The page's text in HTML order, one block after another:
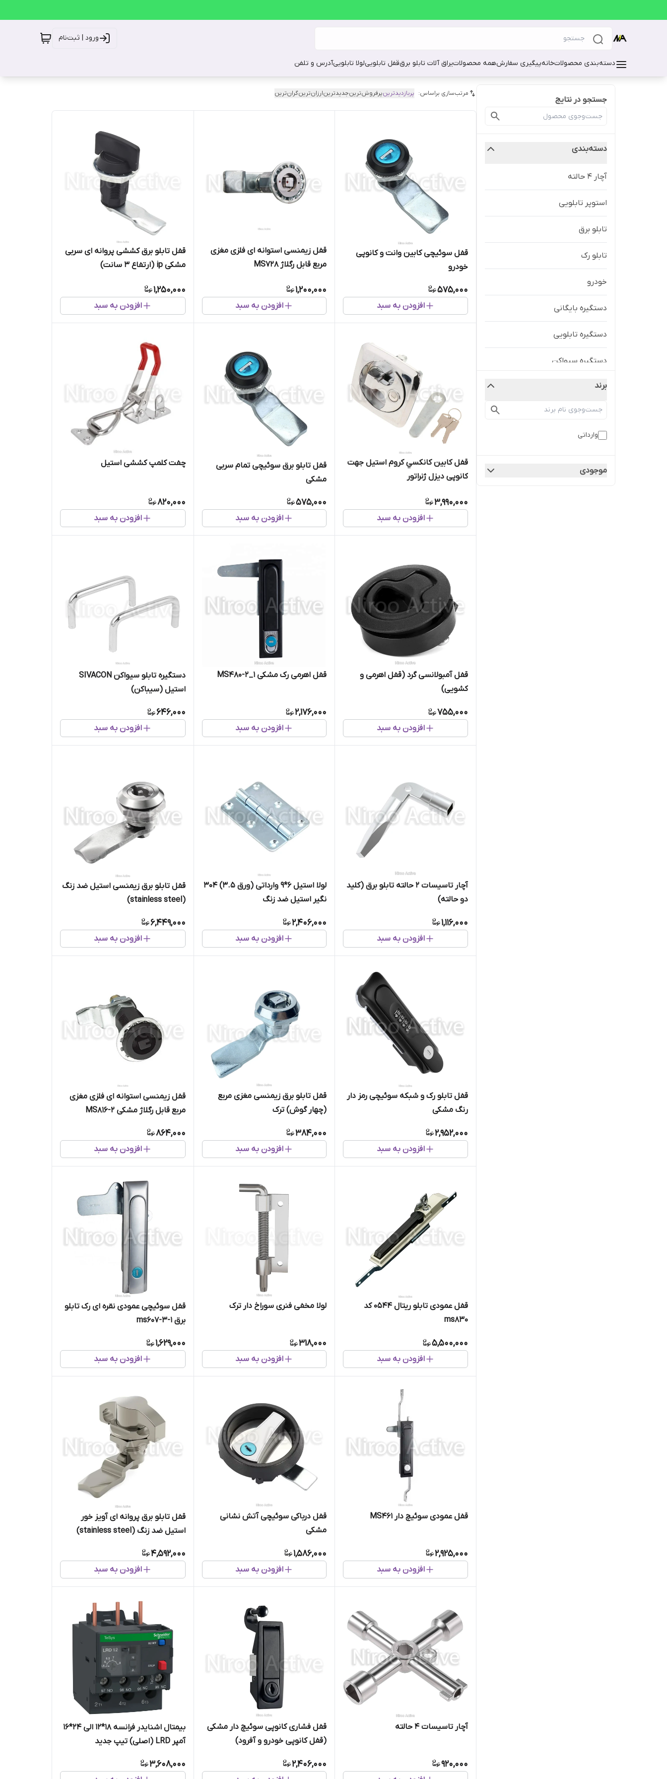
ورود | ثبت‌نام
دسته‌بندی محصولاتخانهپیگیری سفارشهمه محصولاتیراق آلات تابلو برققفل تابلوییلولا تابلوییآدرس و تلفن
جستجو در نتایج
دسته‌بندی
آچار 4 حالته
استوپر تابلویی
تابلو برق
تابلو رک
خودرو
دستگیره بایگانی
دستگیره تابلویی
دستگیره سیواکن
شینه مینیاتوری
صنعتی
قفل آمبولانسی
قفل استینلس استیل
برند
وارداتی
موجودی
مرتب‌سازی براساس: پربازدیدترینپرفروش‌ترینجدیدترینارزان‌ترینگران‌ترین
قفل سوئیچی کابین وانت و کانوپی
خودرو
575,000
افزودن به سبد
قفل زیمنسی استوانه ای فلزی مغزی
مربع قابل رگلاژ MS728
1,200,000
افزودن به سبد
قفل تابلو برق کششی پروانه ای سربی
مشکی ip (ارتفاع ۳ سانت)
1,250,000
افزودن به سبد
قفل کابين کانکسي کروم استيل جهت
کانوپی دیزل ژنراتور
3,990,000
افزودن به سبد
قفل تابلو برق سوئیچی تمام سربی
مشکی
575,000
افزودن به سبد
چفت کلمپ کششی استیل
820,000
افزودن به سبد
قفل آمبولانسی گرد (قفل اهرمی و
کشویی)
755,000
افزودن به سبد
قفل اهرمی رک مشکی MS480-2_1
2,176,000
افزودن به سبد
دستگیره تابلو سیواکن SIVACON
استیل (سیباکن)
646,000
افزودن به سبد
آچار تاسیسات 2 حالته تابلو برق (کلید
دو حالته)
1,116,000
افزودن به سبد
لولا استیل 6*9 وارداتی (ورق 3.5) 304
نگیر استیل ضد زنگ
2,406,000
افزودن به سبد
قفل تابلو برق زیمنسی استیل ضد زنگ
(stainless steel)
6,449,000
افزودن به سبد
قفل تابلو رک و شبکه سوئیچی رمز دار
رنگ مشکی
2,952,000
افزودن به سبد
قفل تابلو برق زیمنسی مغزی مربع
(چهار گوش) ترک
384,000
افزودن به سبد
قفل زیمنسی استوانه ای فلزی مغزی
مربع قابل رگلاژ مشکی MS816-2
864,000
افزودن به سبد
قفل عمودی تابلو ریتال 0544 کد
ms830
5,500,000
افزودن به سبد
لولا مخفی فنری سوراخ دار ترک
318,000
افزودن به سبد
قفل سوئیچی عمودی نقره ای رک تابلو
برق ms607-3-1
1,629,000
افزودن به سبد
قفل عمودی سوئیچ دار MS461
2,925,000
افزودن به سبد
قفل درباکی سوئیچی آتش نشانی
مشکی
1,586,000
افزودن به سبد
قفل تابلو برق پروانه ای آویز خور
استیل ضد زنگ (stainless steel)
4,592,000
افزودن به سبد
آچار تاسیسات 4 حالته
920,000
قفل فشاری کانوپی سوئیچ دار مشکی
(قفل کانوپی خودرو و آفرود)
2,406,000
بیمتال اشنایدر فرانسه 18*12 الی 24*16
آمپر LRD (اصلی) تیپ جدید
3,608,000